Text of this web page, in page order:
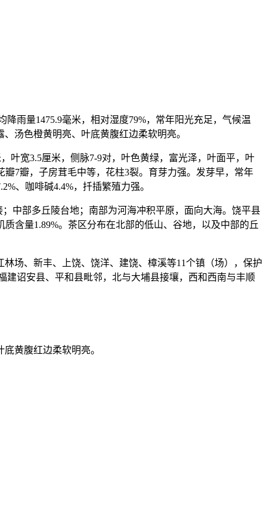
雨量1475.9毫米，相对湿度79%，常年阳光充足，气候温
汤色橙黄明亮、叶底黄腹红边柔软明亮。
叶宽3.5厘米，侧脉7-9对，叶色黄绿，富光泽，叶面平，叶
7瓣，子房茸毛中等，花柱3裂。育芽力强。发芽早，常年
、咖啡碱4.4%，扦插繁殖力强。
中部多丘陵台地；南部为河海冲积平原，面向大海。饶平县
含量1.89%。茶区分布在北部的低山、谷地，以及中部的丘
场、新丰、上饶、饶洋、建饶、樟溪等11个镇（场），保护
福建诏安县、平和县毗邻，北与大埔县接壤，西和西南与丰顺
黄腹红边柔软明亮。